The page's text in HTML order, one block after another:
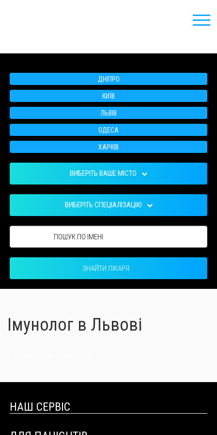
ДНІПРО
КИЇВ
ЛЬВІВ
ОДЕСА
ХАРКІВ
ВИБЕРІТЬ ВАШЕ МІСТО
ВИБЕРІТЬ СПЕЦІАЛІЗАЦІЮ
ЗНАЙТИ ЛІКАРЯ
Імунолог в Львові
НАШ СЕРВІС